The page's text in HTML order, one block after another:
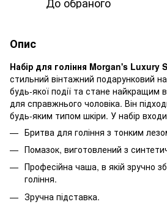
Опис
Набір для гоління Morgan's Luxury
стильний вінтажний подарунковий
будь-якої події та стане найкращим
для справжнього чоловіка. Він
будь-яким типом шкіри. У набір
Бритва для гоління з тонким
Помазок, виготовлений з
Професійна чаша, в якій зручно
гоління.
Зручна підставка.